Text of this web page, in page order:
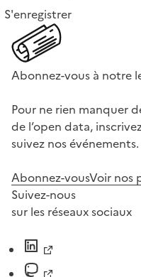
S'enregistrer
Abonnez-vous à notre
Pour ne rien manquer
de l’open data,
suivez nos événements.
Abonnez-vousVoir nos
Suivez-nous
sur les réseaux sociaux